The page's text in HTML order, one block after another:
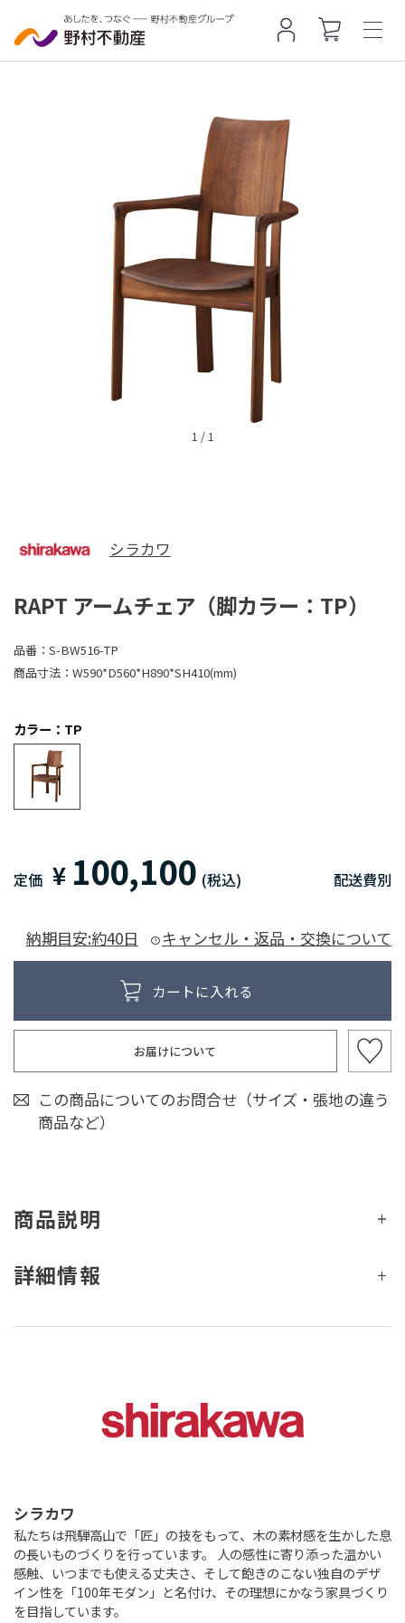
1 / 1
シラカワ
RAPT アームチェア（脚カラー：TP）
品番： S-BW516-TP
商品寸法： W590*D560*H890*SH410(mm)
カラー：TP
定価 ¥ 100,100 (税込) 配送費別
納期目安:約40日 キャンセル・返品・交換について
お届けについて
この商品についてのお問合せ（サイズ・張地の違う
商品など）
商品説明
詳細情報
シラカワ
私たちは飛騨高山で「匠」の技をもって、木の素材感を生かした息
の長いものづくりを行っています。 人の感性に寄り添った温かい
感触、いつまでも使える丈夫さ、そして飽きのこない独自のデザ
イン性を「100年モダン」と名付け、その理想にかなう家具づくり
を目指しています。